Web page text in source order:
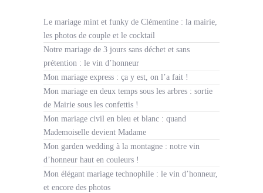
Le mariage mint et funky de Clémentine : la mairie,
les photos de couple et le cocktail
Notre mariage de 3 jours sans déchet et sans
prétention : le vin d’honneur
Mon mariage express : ça y est, on l’a fait !
Mon mariage en deux temps sous les arbres : sortie
de Mairie sous les confettis !
Mon mariage civil en bleu et blanc : quand
Mademoiselle devient Madame
Mon garden wedding à la montagne : notre vin
d’honneur haut en couleurs !
Mon élégant mariage technophile : le vin d’honneur,
et encore des photos